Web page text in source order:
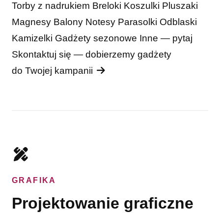
Torby z nadrukiem Breloki Koszulki Pluszaki
Magnesy Balony Notesy Parasolki Odblaski
Kamizelki Gadżety sezonowe Inne — pytaj
Skontaktuj się — dobierzemy gadżety
do Twojej kampanii
GRAFIKA
Projektowanie graficzne